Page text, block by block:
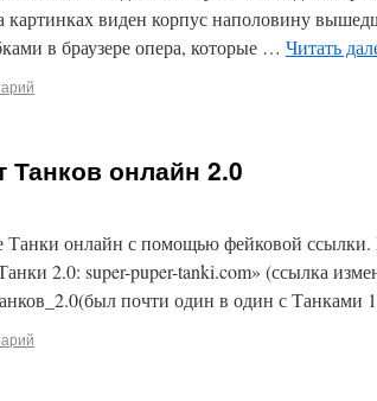
картинках виден корпус наполовину
в браузере опера, которые … Читать
Танков онлайн 2.0
онлайн с помощью фейковой ссылки.
2.0: super-puper-tanki.com» (ссылка
почти один в один с Танками